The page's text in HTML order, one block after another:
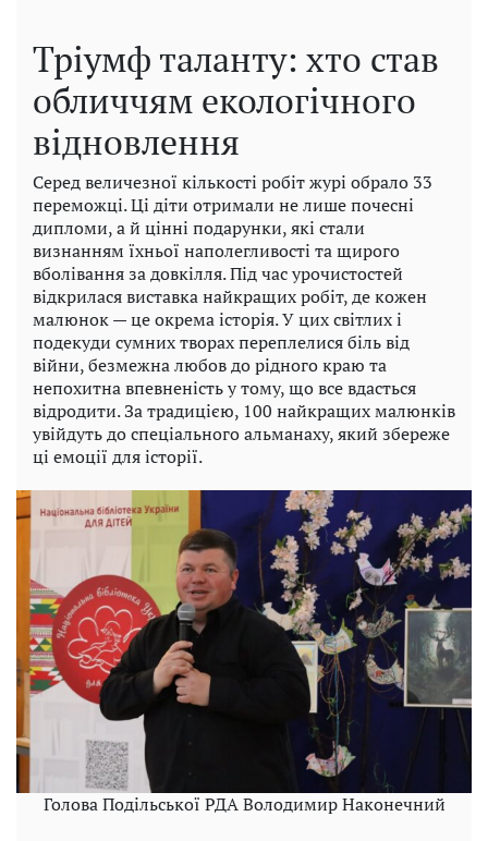
Тріумф таланту: хто став
обличчям екологічного
відновлення
Серед величезної кількості робіт журі обрало 33
переможці. Ці діти отримали не лише почесні
дипломи, а й цінні подарунки, які стали
визнанням їхньої наполегливості та щирого
вболівання за довкілля. Під час урочистостей
відкрилася виставка найкращих робіт, де кожен
малюнок — це окрема історія. У цих світлих і
подекуди сумних творах переплелися біль від
війни, безмежна любов до рідного краю та
непохитна впевненість у тому, що все вдасться
відродити. За традицією, 100 найкращих малюнків
увійдуть до спеціального альманаху, який збереже
ці емоції для історії.
Голова Подільської РДА Володимир Наконечний